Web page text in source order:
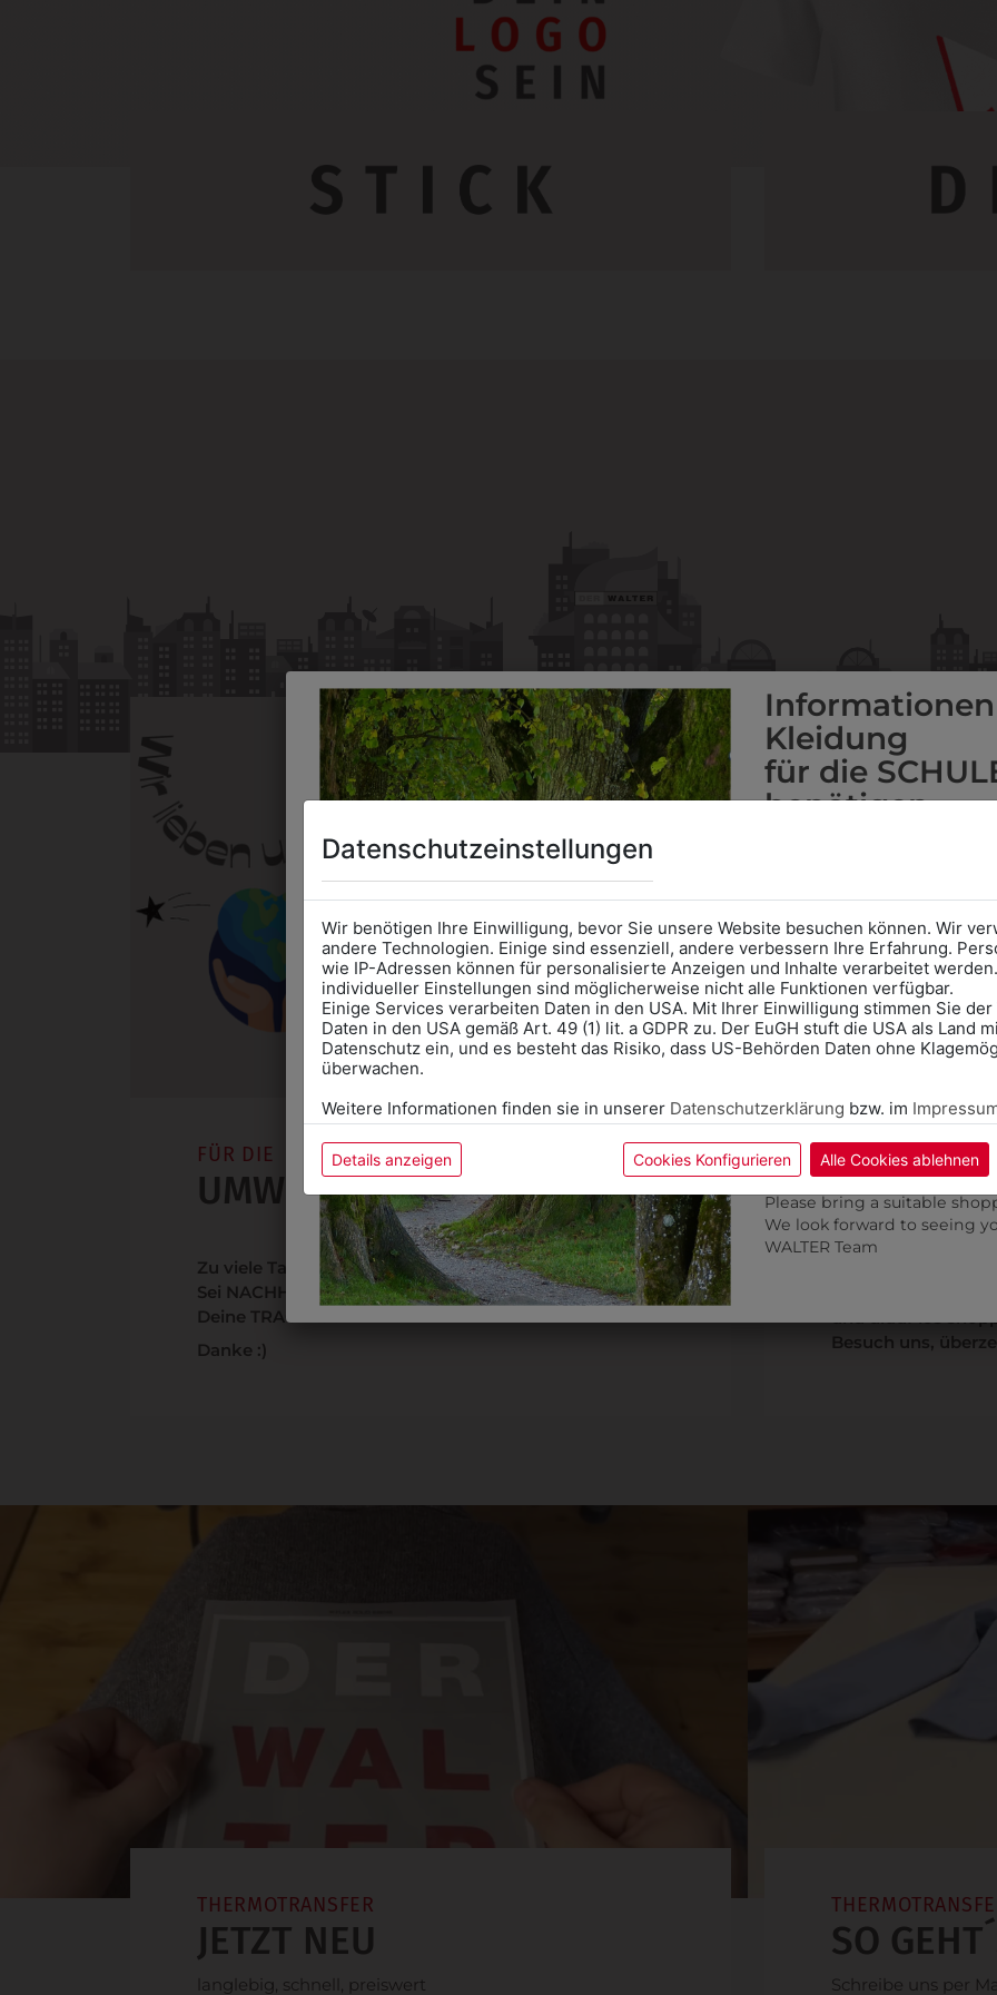
FÜR DIE
UMWELT
Zu viele Taschen zu Hause?
Sei NACHHALTIG & nimm
Deine TRAGTASCHE mit!
Danke :)
ALLE WEGE
DER
Besuch uns,
THERMOTRANSFER
JETZT NEU
langlebig, schnell, preiswert
SO
Schreibe uns per
Datenschutzeinstellungen
Wir benötigen Ihre Einwilligung, bevor Sie unsere Website besuchen können. Wir
andere Technologien. Einige sind essenziell, andere verbessern Ihre Erfahrung.
wie IP-Adressen können für personalisierte Anzeigen und Inhalte verarbeitet
individueller Einstellungen sind möglicherweise nicht alle Funktionen verfügbar.
Einige Services verarbeiten Daten in den USA. Mit Ihrer Einwilligung stimmen Sie
Daten in den USA gemäß Art. 49 (1) lit. a GDPR zu. Der EuGH stuft die USA als Land
Datenschutz ein, und es besteht das Risiko, dass US-Behörden Daten ohne
überwachen.
Weitere Informationen finden sie in unserer Datenschutzerklärung bzw. im
Details anzeigen Cookies Konfigurieren Alle Cookies ablehnen
Kleidung
für die
benötigen
AnprobeVorort im
das Kalendersymbol.
Ohne Termin kann es zu
Bitte nehmen Sie eine
für Ihren Einkauf mit.
Wir freuen uns - Das
correct school.
calendar icon.
Without an appointment,
Please bring a suitable
We look forward to seeing
WALTER Team